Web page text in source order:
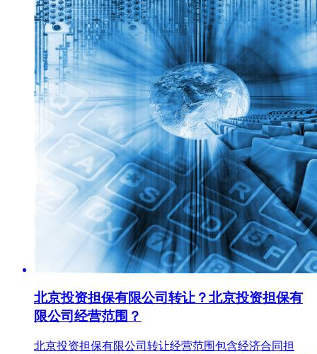
北京投资担保有限公司转让？北京投资担保有
限公司经营范围？
北京投资担保有限公司转让经营范围包含经济合同担